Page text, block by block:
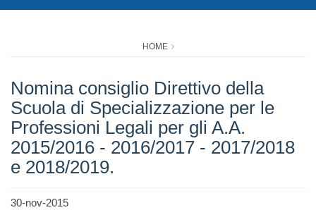
HOME
Nomina consiglio Direttivo della
Scuola di Specializzazione per le
Professioni Legali per gli A.A.
2015/2016 - 2016/2017 - 2017/2018
e 2018/2019.
30-nov-2015